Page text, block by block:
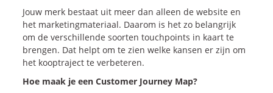
Jouw merk bestaat uit meer dan alleen de website en
het marketingmateriaal. Daarom is het zo belangrijk
om de verschillende soorten touchpoints in kaart te
brengen. Dat helpt om te zien welke kansen er zijn om
het kooptraject te verbeteren.
Hoe maak je een Customer Journey Map?